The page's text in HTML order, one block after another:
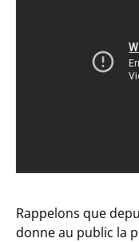
Rappelons que
donne au public la